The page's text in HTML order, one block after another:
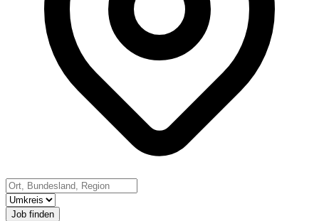
Job finden